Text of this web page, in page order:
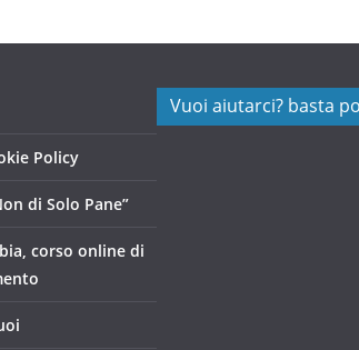
Policy
di Solo Pane”
corso online di
Vuoi aiutarci? basta